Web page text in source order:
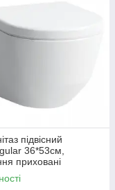
підвісний
36*53см,
приховані